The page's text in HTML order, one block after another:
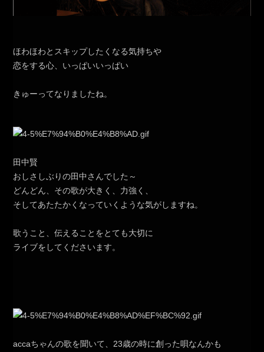
ほわほわとスキップしたくなる気持ちや
恋をする心、いっぱいいっぱい
きゅーってなりましたね。
田中賢
おしさしぶりの田中さんでした～
どんどん、その歌が大きく、力強く、
そしてあたたかくなっていくような気がしますね。
歌うこと、伝えることをとても大切に
ライブをしてくださいます。
accaちゃんの歌を聞いて、23歳の時に創った唄なんかも